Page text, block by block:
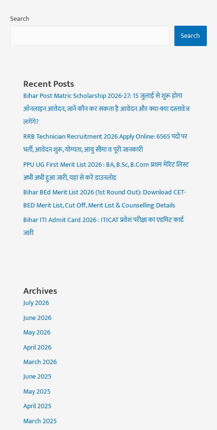
Search
Search
Recent Posts
Bihar Post Matric Scholarship 2026-27: 15 जुलाई से शुरू होगा
ऑनलाइन आवेदन, जानें कौन कर सकता है आवेदन और क्या-क्या दस्तावेज
लगेंगे?
RRB Technician Recruitment 2026 Apply Online: 6565 पदों पर
भर्ती, आवेदन शुरू, योग्यता, आयु सीमा व पूरी जानकारी
PPU UG First Merit List 2026 : BA, B.Sc, B.Com प्रथम मेरिट लिस्ट
अभी अभी हुआ जारी, यहां से करें डाउनलोड
Bihar BEd Merit List 2026 (1st Round Out): Download CET-
BED Merit List, Cut Off, Merit List & Counselling Details
Bihar ITI Admit Card 2026 : ITICAT प्रवेश परीक्षा का एडमिट कार्ड
जारी
Archives
July 2026
June 2026
May 2026
April 2026
March 2026
June 2025
May 2025
April 2025
March 2025